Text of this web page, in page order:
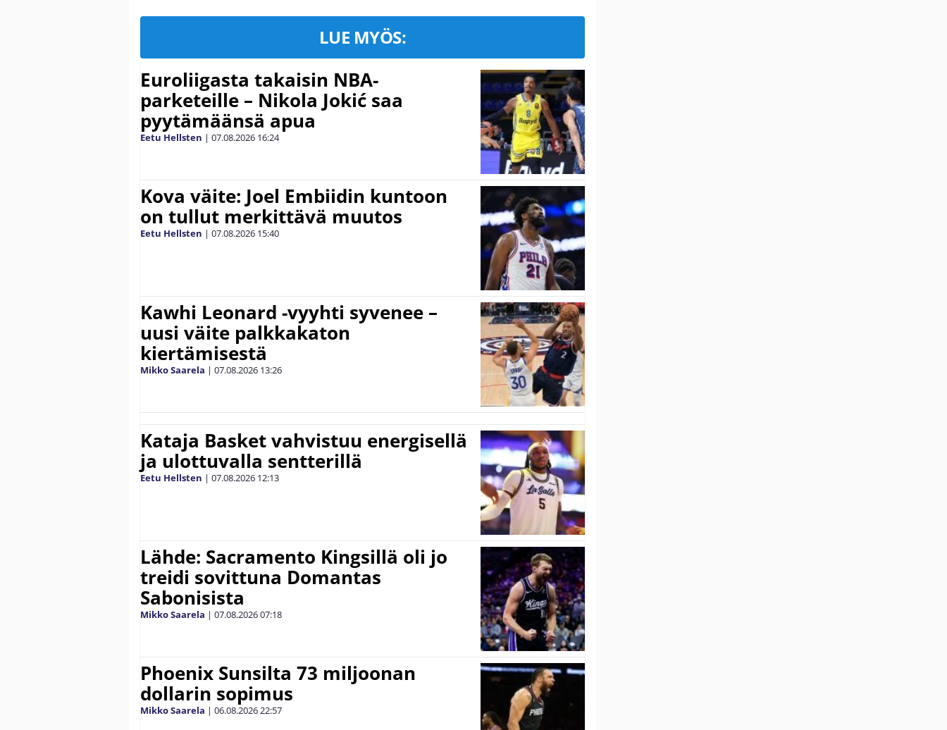
LUE MYÖS:
Euroliigasta takaisin NBA-
parketeille – Nikola Jokić saa
pyytämäänsä apua
Eetu Hellsten | 07.08.2026 16:24
Kova väite: Joel Embiidin kuntoon
on tullut merkittävä muutos
Eetu Hellsten | 07.08.2026 15:40
Kawhi Leonard -vyyhti syvenee –
uusi väite palkkakaton
kiertämisestä
Mikko Saarela | 07.08.2026 13:26
Kataja Basket vahvistuu energisellä
ja ulottuvalla sentterillä
Eetu Hellsten | 07.08.2026 12:13
Lähde: Sacramento Kingsillä oli jo
treidi sovittuna Domantas
Sabonisista
Mikko Saarela | 07.08.202607:18
Phoenix Sunsilta 73 miljoonan
dollarin sopimus
Mikko Saarela | 06.08.2026 22:57